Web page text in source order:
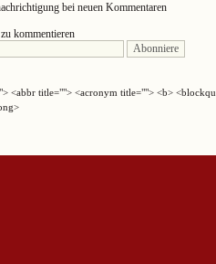
bei neuen Kommentaren
kommentieren
<abbr title=""> <acronym title=""> <b>